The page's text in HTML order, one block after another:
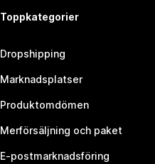
Toppkategorier
Dropshipping
Marknadsplatser
Produktomdömen
Merförsäljning och paket
E-postmarknadsföring